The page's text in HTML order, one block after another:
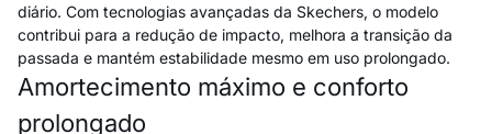
diário. Com tecnologias avançadas da Skechers, o modelo
contribui para a redução de impacto, melhora a transição da
passada e mantém estabilidade mesmo em uso prolongado.
Amortecimento máximo e conforto
prolongado